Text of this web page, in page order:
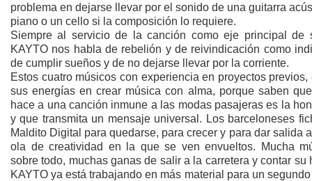
problema en dejarse llevar por el sonido de una guitarra
piano o un cello si la composición lo requiere.
Siempre al servicio de la canción como eje principal de
KAYTO nos habla de rebelión y de reivindicación como
de cumplir sueños y de no dejarse llevar por la corriente.
Estos cuatro músicos con experiencia en proyectos previos,
sus energías en crear música con alma, porque saben
hace a una canción inmune a las modas pasajeras es la
y que transmita un mensaje universal. Los barceloneses
Maldito Digital para quedarse, para crecer y para dar salida
ola de creatividad en la que se ven envueltos. Mucha
sobre todo, muchas ganas de salir a la carretera y contar su
KAYTO ya está trabajando en más material para un